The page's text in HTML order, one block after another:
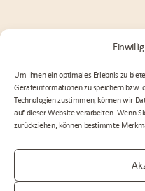
Um Ihnen ein optimales Erlebnis zu
Geräteinformationen zu speichern bzw.
Technologien zustimmen, können wir
auf dieser Website verarbeiten. Wenn
zurückziehen, können bestimmte